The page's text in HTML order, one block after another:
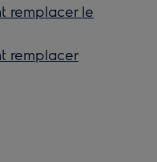
remplacer le
remplacer